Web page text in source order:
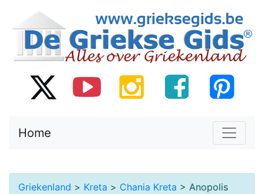
Home
Griekenland > Kreta > Chania Kreta > Anopolis